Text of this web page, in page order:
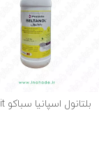
بلتانول اسپانیا سباکو 0/5lit